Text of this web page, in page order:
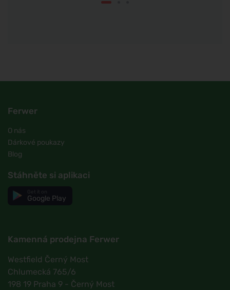
Ferwer
O nás
Dárkové poukazy
Blog
Stáhněte si aplikaci
Google Play
Kamenná prodejna Ferwer
Westfield Černý Most
Chlumecká 765/6
198 19 Praha 9 - Černý Most